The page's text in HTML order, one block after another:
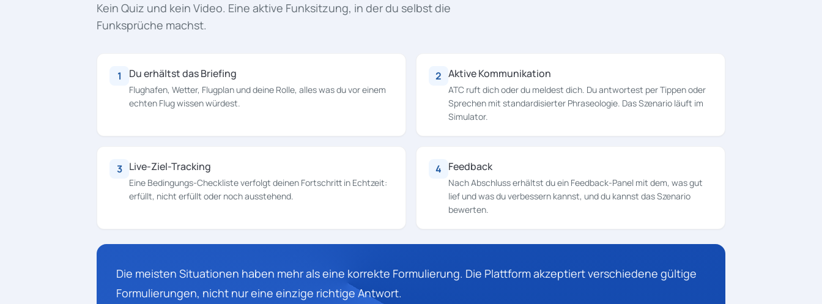
Kein Quiz und kein Video. Eine aktive Funksitzung, in der du selbst die
Funksprüche machst.
1 Du erhältst das Briefing
Flughafen, Wetter, Flugplan und deine Rolle, alles was du vor einem
echten Flug wissen würdest.
2 Aktive Kommunikation
ATC ruft dich oder du meldest dich. Du antwortest per Tippen oder
Sprechen mit standardisierter Phraseologie. Das Szenario läuft im
Simulator.
3 Live-Ziel-Tracking
Eine Bedingungs-Checkliste verfolgt deinen Fortschritt in Echtzeit:
erfüllt, nicht erfüllt oder noch ausstehend.
4 Feedback
Nach Abschluss erhältst du ein Feedback-Panel mit dem, was gut
lief und was du verbessern kannst, und du kannst das Szenario
bewerten.
Die meisten Situationen haben mehr als eine korrekte Formulierung. Die Plattform akzeptiert verschiedene gültige
Formulierungen, nicht nur eine einzige richtige Antwort.